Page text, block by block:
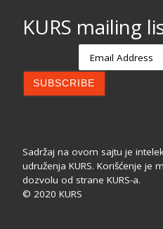
KURS mailing
Sadržaj na ovom sajtu je
udruženja KURS. Korišćenje je
dozvolu od strane KURS-a.
© 2020 KURS